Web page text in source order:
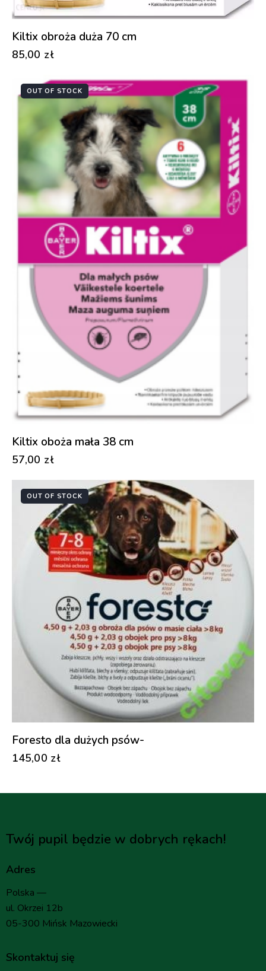
Kiltix obroża duża 70 cm
85,00 zł
OUT OF STOCK
Kiltix oboża mała 38 cm
57,00 zł
OUT OF STOCK
Foresto dla dużych psów-
145,00 zł
Twój pupil będzie w dobrych rękach!
Adres
Polska —
ul. Okrzei 12b
05-300 Mińsk Mazowiecki
Skontaktuj się